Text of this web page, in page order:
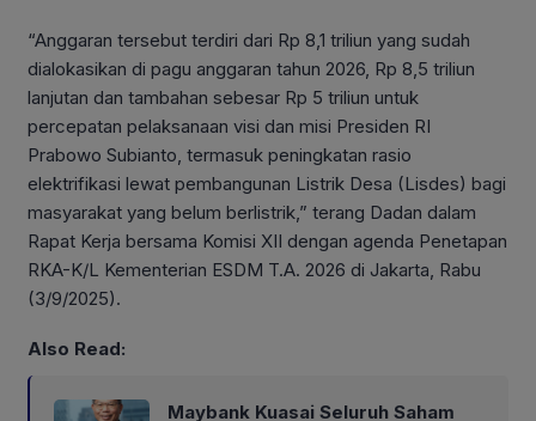
“Anggaran tersebut terdiri dari Rp 8,1 triliun yang sudah
dialokasikan di pagu anggaran tahun 2026, Rp 8,5 triliun
lanjutan dan tambahan sebesar Rp 5 triliun untuk
percepatan pelaksanaan visi dan misi Presiden RI
Prabowo Subianto, termasuk peningkatan rasio
elektrifikasi lewat pembangunan Listrik Desa (Lisdes) bagi
masyarakat yang belum berlistrik,” terang Dadan dalam
Rapat Kerja bersama Komisi XII dengan agenda Penetapan
RKA-K/L Kementerian ESDM T.A. 2026 di Jakarta, Rabu
(3/9/2025).
Also Read:
Maybank Kuasai Seluruh Saham